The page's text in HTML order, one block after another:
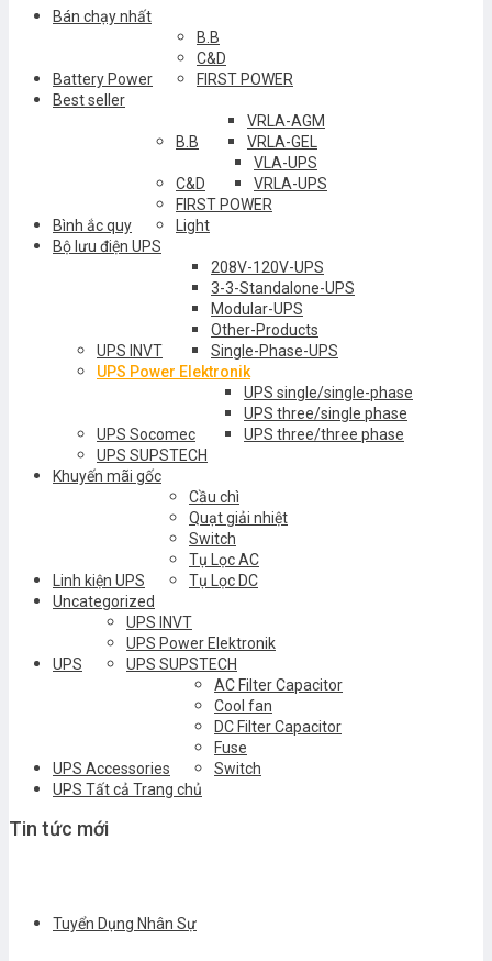
Bán chạy nhất
Battery Power
B.B
C&D
FIRST POWER
Best seller
Bình ắc quy
B.B
VRLA-AGM
VRLA-GEL
C&D
VLA-UPS
VRLA-UPS
FIRST POWER
Light
Bộ lưu điện UPS
UPS INVT
208V-120V-UPS
3-3-Standalone-UPS
Modular-UPS
Other-Products
Single-Phase-UPS
UPS Power Elektronik
UPS Socomec
UPS single/single-phase
UPS three/single phase
UPS three/three phase
UPS SUPSTECH
Khuyến mãi gốc
Linh kiện UPS
Cầu chì
Quạt giải nhiệt
Switch
Tụ Lọc AC
Tụ Lọc DC
Uncategorized
UPS
UPS INVT
UPS Power Elektronik
UPS SUPSTECH
UPS Accessories
AC Filter Capacitor
Cool fan
DC Filter Capacitor
Fuse
Switch
UPS Tất cả Trang chủ
Tin tức mới
Tuyển Dụng Nhân Sự